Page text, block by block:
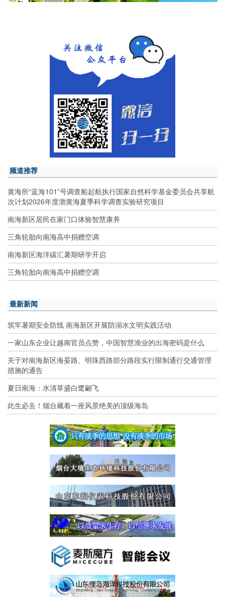
频道推荐
黄海所“蓝海101”号调查船起航执行国家自然科学基金委员会共享航
次计划2026年度渤黄海夏季科学调查实验研究项目
南海新区居民在家门口体验智慧康养
三角轮胎向南海高中捐赠空调
南海新区海洋碳汇暑期研学开启
三角轮胎向南海高中捐赠空调
最新新闻
筑牢暑期安全防线 南海新区开展防溺水文明实践活动
一家山东企业让越南官员点赞，中国智慧渔业的出海密码是什么
关于对南海新区海晏路、明珠西路部分路段实行限制通行交通管理
措施的通告
夏日南海：水清草盛白鹭翩飞
此生必去！烟台藏着一座风景绝美的顶级海岛